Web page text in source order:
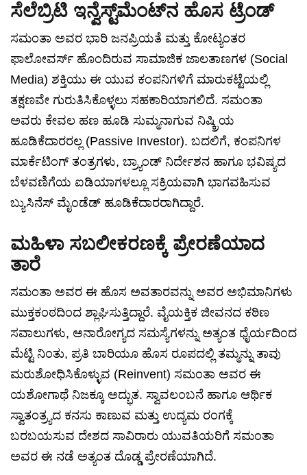
ಸೆಲೆಬ್ರಿಟಿ ಇನ್ವೆಸ್ಟ್‌ಮೆಂಟ್‌ನ ಹೊಸ ಟ್ರೆಂಡ್
ಸಮಂತಾ ಅವರ ಭಾರಿ ಜನಪ್ರಿಯತೆ ಮತ್ತು ಕೋಟ್ಯಂತರ
ಫಾಲೋವರ್ಸ್ ಹೊಂದಿರುವ ಸಾಮಾಜಿಕ ಜಾಲತಾಣಗಳ (Social
Media) ಶಕ್ತಿಯು ಈ ಯುವ ಕಂಪನಿಗಳಿಗೆ ಮಾರುಕಟ್ಟೆಯಲ್ಲಿ
ತಕ್ಷಣವೇ ಗುರುತಿಸಿಕೊಳ್ಳಲು ಸಹಕಾರಿಯಾಗಲಿದೆ. ಸಮಂತಾ
ಅವರು ಕೇವಲ ಹಣ ಹೂಡಿ ಸುಮ್ಮನಾಗುವ ನಿಷ್ಕ್ರಿಯ
ಹೂಡಿಕೆದಾರರಲ್ಲ (Passive Investor). ಬದಲಿಗೆ, ಕಂಪನಿಗಳ
ಮಾರ್ಕೆಟಿಂಗ್ ತಂತ್ರಗಳು, ಬ್ರ್ಯಾಂಡ್ ನಿರ್ದೇಶನ ಹಾಗೂ ಭವಿಷ್ಯದ
ಬೆಳವಣಿಗೆಯ ಐಡಿಯಾಗಳಲ್ಲೂ ಸಕ್ರಿಯವಾಗಿ ಭಾಗವಹಿಸುವ
ಬ್ಯುಸಿನೆಸ್ ಮೈಂಡೆಡ್ ಹೂಡಿಕೆದಾರರಾಗಿದ್ದಾರೆ.
ಮಹಿಳಾ ಸಬಲೀಕರಣಕ್ಕೆ ಪ್ರೇರಣೆಯಾದ
ತಾರೆ
ಸಮಂತಾ ಅವರ ಈ ಹೊಸ ಅವತಾರವನ್ನು ಅವರ ಅಭಿಮಾನಿಗಳು
ಮುಕ್ತಕಂಠದಿಂದ ಶ್ಲಾಘಿಸುತ್ತಿದ್ದಾರೆ. ವೈಯಕ್ತಿಕ ಜೀವನದ ಕಠಿಣ
ಸವಾಲುಗಳು, ಅನಾರೋಗ್ಯದ ಸಮಸ್ಯೆಗಳನ್ನು ಅತ್ಯಂತ ಧೈರ್ಯದಿಂದ
ಮೆಟ್ಟಿ ನಿಂತು, ಪ್ರತಿ ಬಾರಿಯೂ ಹೊಸ ರೂಪದಲ್ಲಿ ತಮ್ಮನ್ನು ತಾವು
ಮರುಶೋಧಿಸಿಕೊಳ್ಳುವ (Reinvent) ಸಮಂತಾ ಅವರ ಈ
ಯಶೋಗಾಥೆ ನಿಜಕ್ಕೂ ಅದ್ಭುತ. ಸ್ವಾವಲಂಬನೆ ಹಾಗೂ ಆರ್ಥಿಕ
ಸ್ವಾತಂತ್ರ್ಯದ ಕನಸು ಕಾಣುವ ಮತ್ತು ಉದ್ಯಮ ರಂಗಕ್ಕೆ
ಬರಬಯಸುವ ದೇಶದ ಸಾವಿರಾರು ಯುವತಿಯರಿಗೆ ಸಮಂತಾ
ಅವರ ಈ ನಡೆ ಅತ್ಯಂತ ದೊಡ್ಡ ಪ್ರೇರಣೆಯಾಗಿದೆ.